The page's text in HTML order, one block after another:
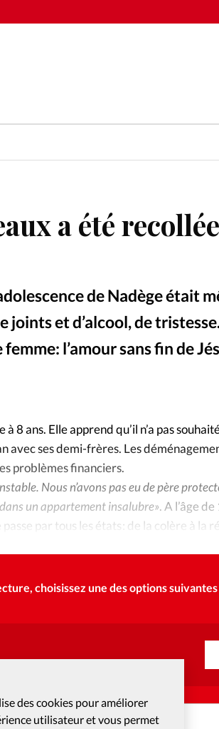
des cookies pour améliorer
utilisateur et vous permet
Les
La
À
Mon
Nous
Emploi
a été
de Nadège était
joints et d’alcool, de
l’amour sans fin de
ans. Elle apprend qu’il n’a pas
avec ses demi-frères. Les
problèmes financiers.
Nous n’avons pas eu de père
un appartement insalubre». A l’âge
par tous les états : de la colère à la
choisissez une des options suivantes